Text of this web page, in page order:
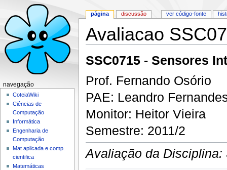
Avaliacao
SSC0715 - Sensores
Prof. Fernando Osório
PAE: Leandro
Monitor: Heitor Vieira
Semestre: 2011/2
Avaliação da
página discussão ver código-fonte
navegação
CoteiaWiki
Ciências de
Computação
Informática
Engenharia de
Computação
Mat aplicada e comp.
cientifica
Matemáticas